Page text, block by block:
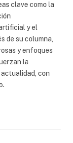
clave como la
y el
de su columna,
y enfoques
la
con